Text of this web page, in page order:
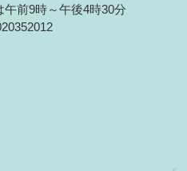
前9時～午後4時30分